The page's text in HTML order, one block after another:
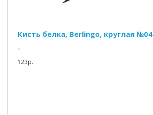
Кисть белка, Berlingo, круглая №04
..
123р.